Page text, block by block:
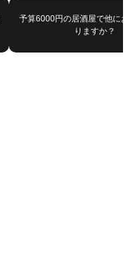
予算6000円の居酒屋で他にお
りますか？